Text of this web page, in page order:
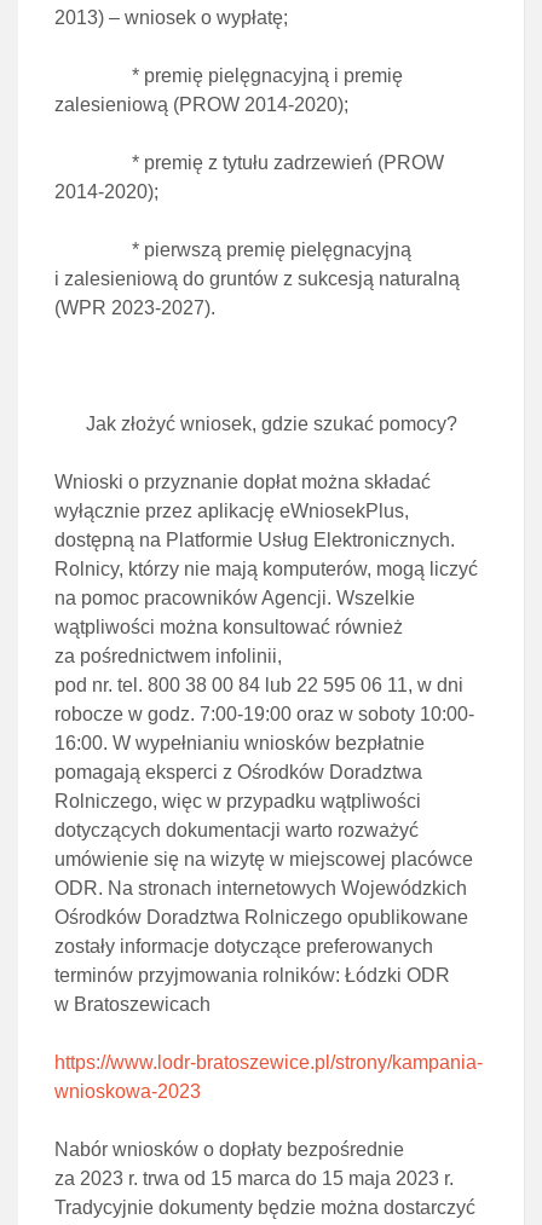
2013) – wniosek o wypłatę;
* premię pielęgnacyjną i premię
zalesieniową (PROW 2014-2020);
* premię z tytułu zadrzewień (PROW
2014-2020);
* pierwszą premię pielęgnacyjną
i zalesieniową do gruntów z sukcesją naturalną
(WPR 2023-2027).
Jak złożyć wniosek, gdzie szukać pomocy?
Wnioski o przyznanie dopłat można składać
wyłącznie przez aplikację eWniosekPlus,
dostępną na Platformie Usług Elektronicznych.
Rolnicy, którzy nie mają komputerów, mogą liczyć
na pomoc pracowników Agencji. Wszelkie
wątpliwości można konsultować również
za pośrednictwem infolinii,
pod nr. tel. 800 38 00 84 lub 22 595 06 11, w dni
robocze w godz. 7:00-19:00 oraz w soboty 10:00-
16:00. W wypełnianiu wniosków bezpłatnie
pomagają eksperci z Ośrodków Doradztwa
Rolniczego, więc w przypadku wątpliwości
dotyczących dokumentacji warto rozważyć
umówienie się na wizytę w miejscowej placówce
ODR. Na stronach internetowych Wojewódzkich
Ośrodków Doradztwa Rolniczego opublikowane
zostały informacje dotyczące preferowanych
terminów przyjmowania rolników: Łódzki ODR
w Bratoszewicach
https://www.lodr-bratoszewice.pl/strony/kampania-
wnioskowa-2023
Nabór wniosków o dopłaty bezpośrednie
za 2023 r. trwa od 15 marca do 15 maja 2023 r.
Tradycyjnie dokumenty będzie można dostarczyć